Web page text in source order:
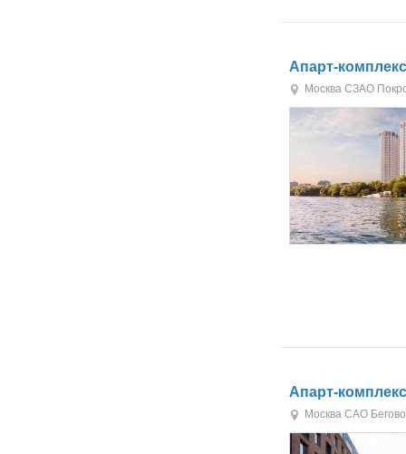
Апарт-
Москва СЗАО
Апарт-
Москва САО